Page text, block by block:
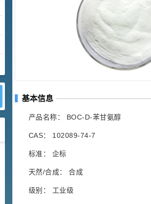
基本信息
产品名称： BOC-D-苯甘氨醇
CAS： 102089-74-7
标准： 企标
天然/合成： 合成
级别： 工业级
1
浏览量 - 10w+
2021-05-25